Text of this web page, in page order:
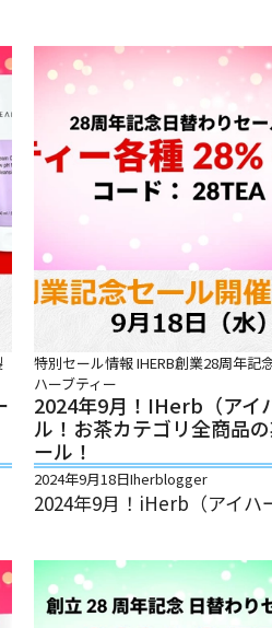
特別セール情報IHERB創業28周年記
ハーブティー
2024年9月！iHerb（アイ
ル！お茶カテゴリ全商品
ール！
2024年9月18日Iherblogger
2024年9月！iHerb（アイハ